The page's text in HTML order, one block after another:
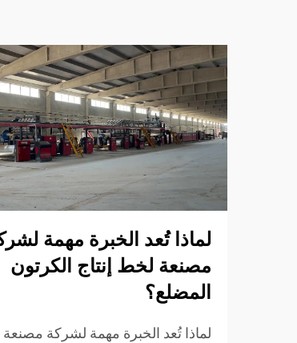
لماذا تُعد الخبرة مهمة
مصنعة لخط إنتاج الكرتون
المضلع؟
لماذا تُعد الخبرة مهمة لشركة